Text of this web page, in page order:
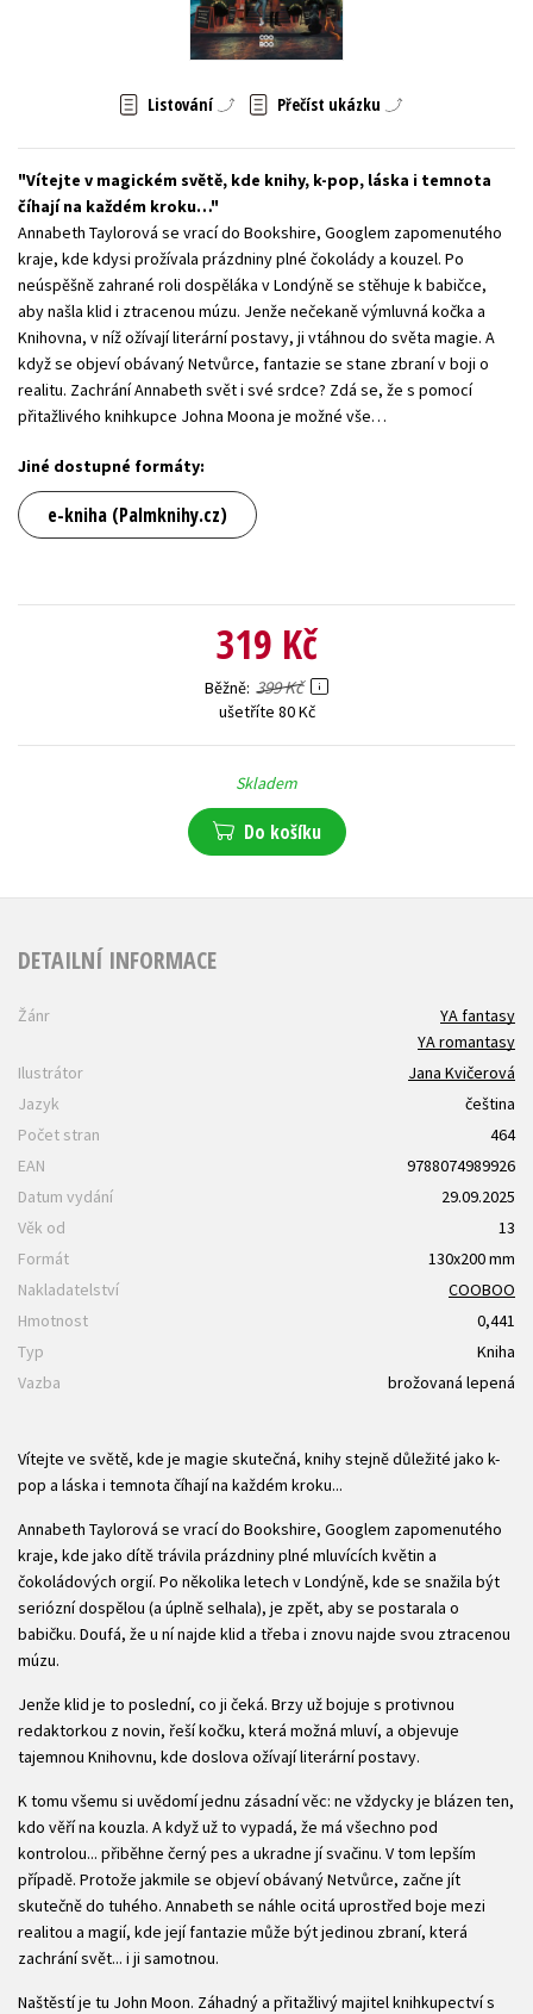
Zahraniční literatura
Listování Přečíst ukázku
Vítejte v magickém světě, kde knihy, k-pop, láska i temnota
číhají na každém kroku…
Annabeth Taylorová se vrací do Bookshire, Googlem zapomenutého
kraje, kde kdysi prožívala prázdniny plné čokolády a kouzel. Po
neúspěšně zahrané roli dospěláka v Londýně se stěhuje k babičce,
aby našla klid i ztracenou múzu. Jenže nečekaně výmluvná kočka a
Knihovna, v níž ožívají literární postavy, ji vtáhnou do světa magie. A
když se objeví obávaný Netvůrce, fantazie se stane zbraní v boji o
realitu. Zachrání Annabeth svět i své srdce? Zdá se, že s pomocí
přitažlivého knihkupce Johna Moona je možné vše…
Jiné dostupné formáty:
e-kniha (Palmknihy.cz)
319 Kč
Běžně 399 Kč
ušetříte 80 Kč
Skladem
Do košíku
DETAILNÍ INFORMACE
Žánr
YA fantasy
YA romantasy
Ilustrátor
Jana Kvičerová
Jazyk
čeština
Počet stran
464
EAN
9788074989926
Datum vydání
29.09.2025
Věk od
13
Formát
130x200 mm
Nakladatelství
COOBOO
Hmotnost
0,441
Typ
Kniha
Vazba
brožovaná lepená
Vítejte ve světě, kde je magie skutečná, knihy stejně důležité jako k-
pop a láska i temnota číhají na každém kroku...
Annabeth Taylorová se vrací do Bookshire, Googlem zapomenutého
kraje, kde jako dítě trávila prázdniny plné mluvících květin a
čokoládových orgií. Po několika letech v Londýně, kde se snažila být
seriózní dospělou (a úplně selhala), je zpět, aby se postarala o
babičku. Doufá, že u ní najde klid a třeba i znovu najde svou ztracenou
múzu.
Jenže klid je to poslední, co ji čeká. Brzy už bojuje s protivnou
redaktorkou z novin, řeší kočku, která možná mluví, a objevuje
tajemnou Knihovnu, kde doslova ožívají literární postavy.
K tomu všemu si uvědomí jednu zásadní věc: ne vždycky je blázen ten,
kdo věří na kouzla. A když už to vypadá, že má všechno pod
kontrolou... přiběhne černý pes a ukradne jí svačinu. V tom lepším
případě. Protože jakmile se objeví obávaný Netvůrce, začne jít
skutečně do tuhého. Annabeth se náhle ocitá uprostřed boje mezi
realitou a magií, kde její fantazie může být jedinou zbraní, která
zachrání svět... i ji samotnou.
Naštěstí je tu John Moon. Záhadný a přitažlivý majitel knihkupectví s